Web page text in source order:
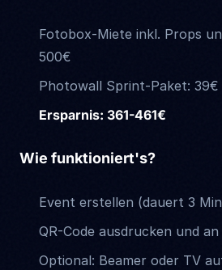
Fotobox-Miete inkl. Props
500€
Photowall Sprint-Paket: 39€
Ersparnis: 361-461€
Wie funktioniert's?
Event erstellen (dauert 3
QR-Code ausdrucken und
Optional: Beamer oder TV